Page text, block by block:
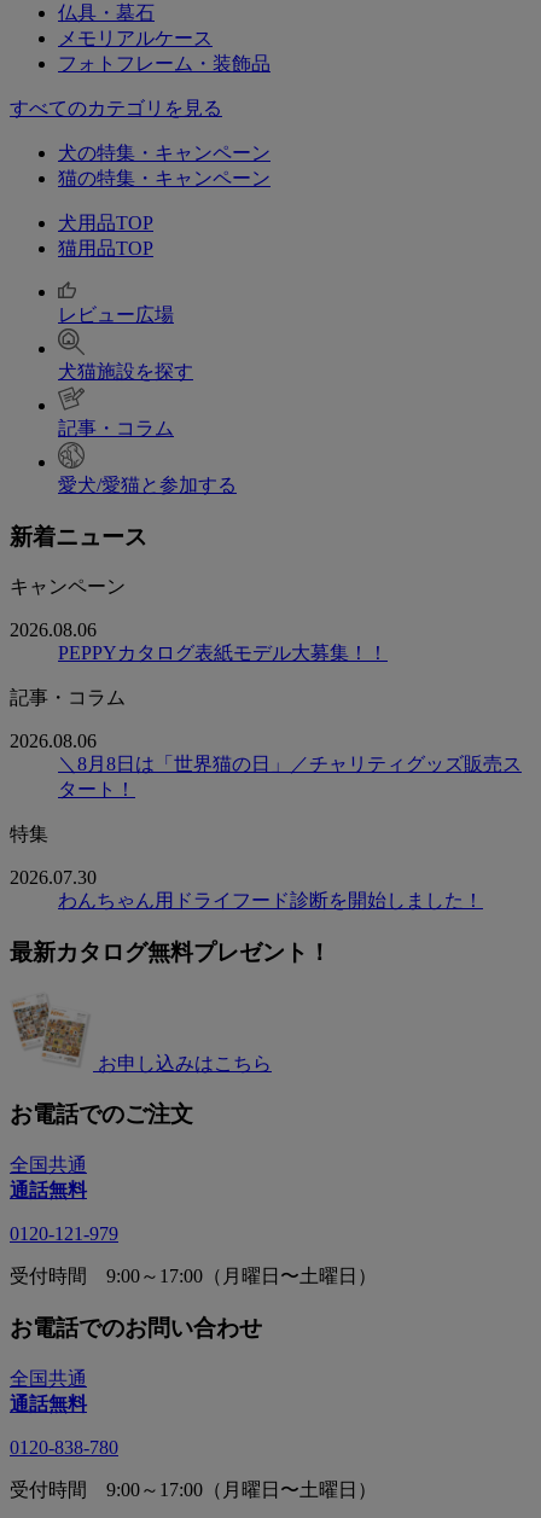
仏具・墓石
メモリアルケース
フォトフレーム・装飾品
すべてのカテゴリを見る
犬の特集・キャンペーン
猫の特集・キャンペーン
犬用品TOP
猫用品TOP
レビュー広場
犬猫施設を探す
記事・コラム
愛犬/愛猫と参加する
新着ニュース
キャンペーン
2026.08.06
PEPPYカタログ表紙モデル大募集！！
記事・コラム
2026.08.06
＼8月8日は「世界猫の日」／チャリティグッズ販売ス
タート！
特集
2026.07.30
わんちゃん用ドライフード診断を開始しました！
最新カタログ無料プレゼント！
お申し込みはこちら
お電話でのご注文
全国共通
通話無料
0120-121-979
受付時間 9:00～17:00（月曜日〜土曜日）
お電話でのお問い合わせ
全国共通
通話無料
0120-838-780
受付時間 9:00～17:00（月曜日〜土曜日）